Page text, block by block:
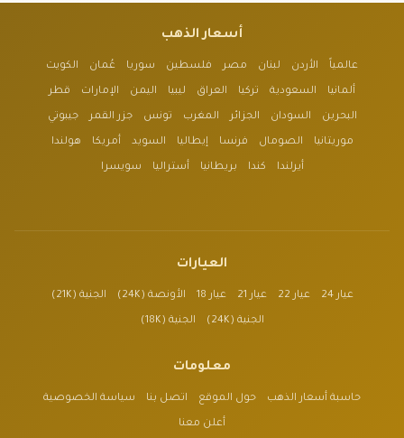
أسعار الذهب
عالمياً الأردن لبنان مصر فلسطين سوريا عُمان الكويت
ألمانيا السعودية تركيا العراق ليبيا اليمن الإمارات قطر
البحرين السودان الجزائر المغرب تونس جزر القمر جيبوتي
موريتانيا الصومال فرنسا إيطاليا السويد أمريكا هولندا
أيرلندا كندا بريطانيا أستراليا سويسرا
العيارات
عيار 24 عيار 22 عيار 21 عيار 18 الأونصة (24K) الجنية (21K)
الجنية (24K) الجنية (18K)
معلومات
حاسبة أسعار الذهب حول الموقع اتصل بنا سياسة الخصوصية
أعلن معنا